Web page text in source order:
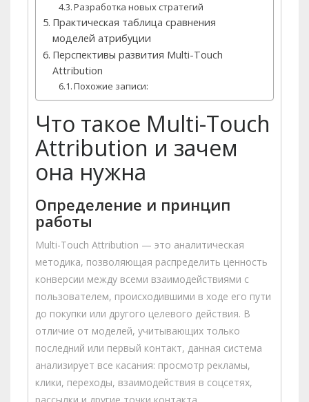
Разработка новых стратегий
Практическая таблица сравнения
моделей атрибуции
Перспективы развития Multi-Touch
Attribution
Похожие записи:
Что такое Multi-Touch
Attribution и зачем
она нужна
Определение и принцип
работы
Multi-Touch Attribution — это аналитическая
методика, позволяющая распределить ценность
конверсии между всеми взаимодействиями с
пользователем, происходившими в ходе его пути
до покупки или другого целевого действия. В
отличие от моделей, учитывающих только
последний или первый контакт, данная система
анализирует все касания: просмотр рекламы,
клики, переходы, взаимодействия в соцсетях,